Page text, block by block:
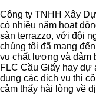
Công ty TNHH Xây
có nhiều năm hoạt
sàn terrazzo, với đội
chúng tôi đã mang
vụ chất lượng và đảm
FLC Cầu Giấy hay dự
dụng các dịch vụ thi
cảm thấy hài lòng về